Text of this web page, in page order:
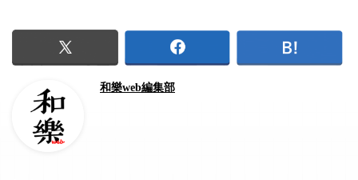
和樂web編集部